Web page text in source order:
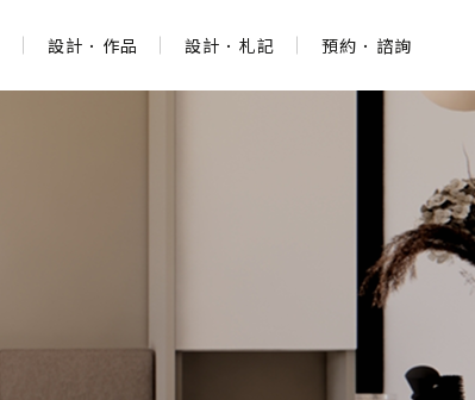
設計．作品
設計．作品
設計．札記
設計．札記
預約．諮詢
預約．諮詢